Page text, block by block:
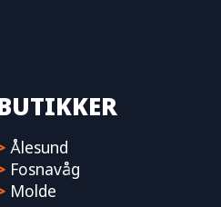
Ålesund
Fosnavåg
Molde